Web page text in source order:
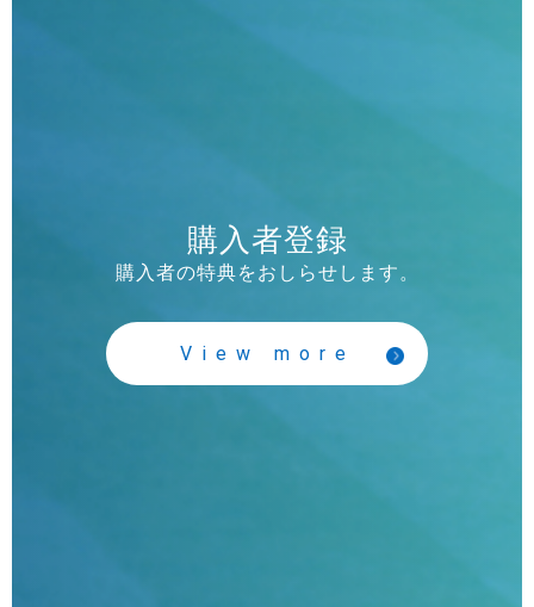
購入者登録
購入者の特典をおしらせします。
View more